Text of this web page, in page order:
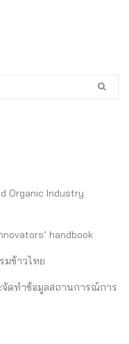
Organic Industry
handbook
มข้าวไทย
ดทำข้อมูลสถานการณ์การ